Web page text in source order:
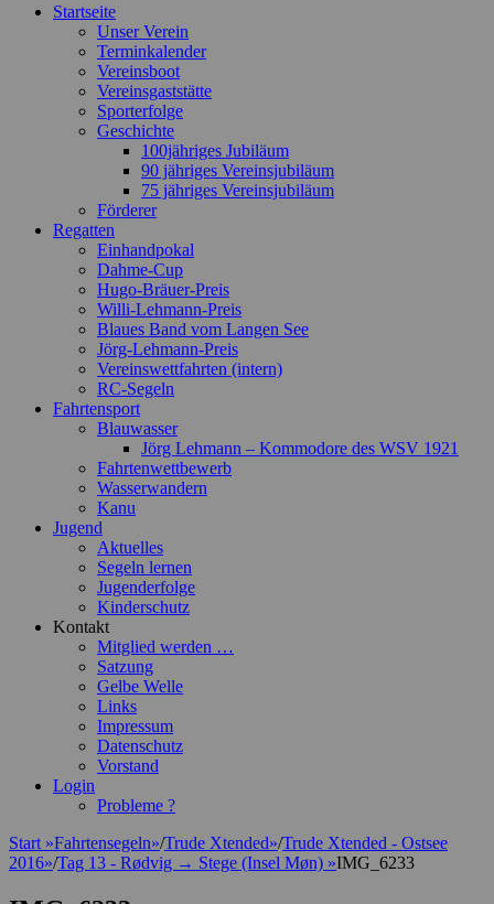
Zum
Startseite
Unser Verein
Terminkalender
Vereinsboot
Vereinsgaststätte
Sporterfolge
Geschichte
100jähriges Jubiläum
90 jähriges Vereinsjubiläum
75 jähriges Vereinsjubiläum
Förderer
Regatten
Einhandpokal
Dahme-Cup
Hugo-Bräuer-Preis
Willi-Lehmann-Preis
Blaues Band vom Langen See
Jörg-Lehmann-Preis
Vereinswettfahrten (intern)
RC-Segeln
Fahrtensport
Blauwasser
Jörg Lehmann – Kommodore des WSV 1921
Fahrtenwettbewerb
Wasserwandern
Kanu
Jugend
Aktuelles
Segeln lernen
Jugenderfolge
Kinderschutz
Kontakt
Mitglied werden …
Satzung
Gelbe Welle
Links
Impressum
Datenschutz
Vorstand
Login
Probleme ?
Start »Fahrtensegeln»/Trude Xtended»/Trude Xtended - Ostsee
2016»/Tag 13 - Rødvig → Stege (Insel Møn) »IMG_6233